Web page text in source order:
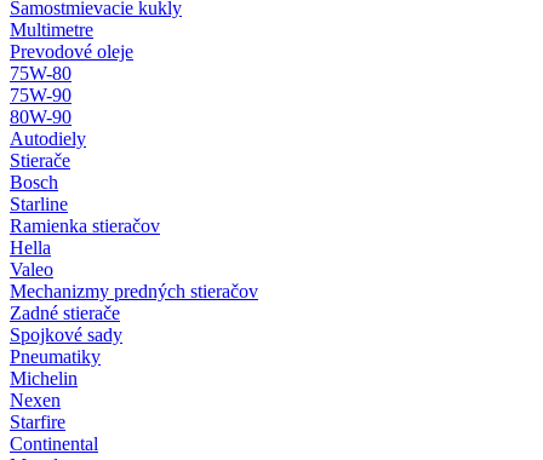
Samostmievacie kukly
Multimetre
Prevodové oleje
75W-80
75W-90
80W-90
Autodiely
Stierače
Bosch
Starline
Ramienka stieračov
Hella
Valeo
Mechanizmy predných stieračov
Zadné stierače
Spojkové sady
Pneumatiky
Michelin
Nexen
Starfire
Continental